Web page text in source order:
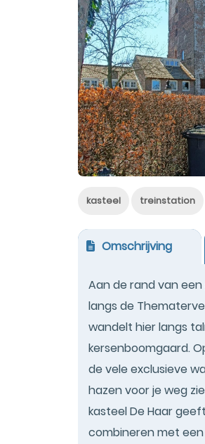
kasteel treinstation
Omschrijving
Aan de rand van
langs de
wandelt hier langs
kersenboomgaard.
de vele exclusieve
hazen voor je weg
kasteel De Haar
combineren met